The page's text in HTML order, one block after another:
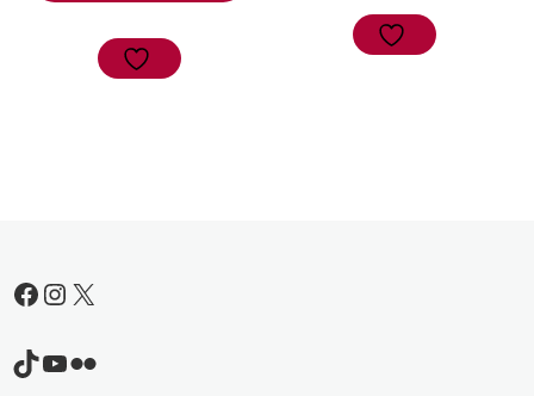
Facebook
Instagram
X
TikTok
YouTube
Flickr